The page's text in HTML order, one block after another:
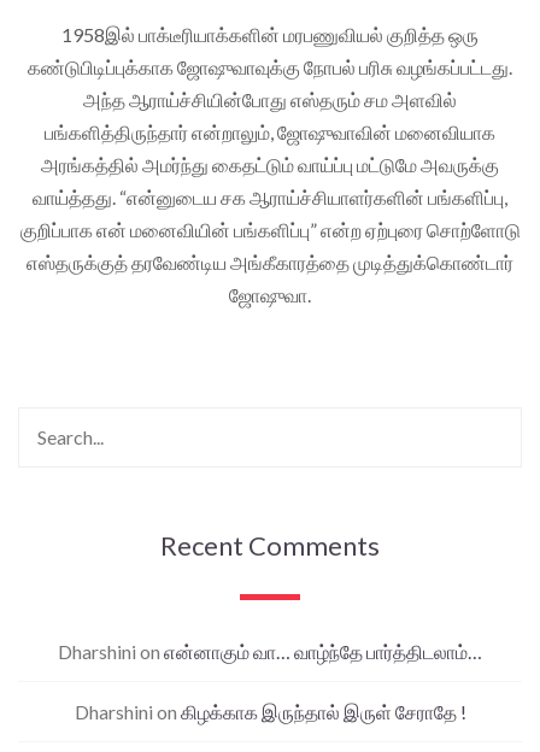
1958இல் பாக்டீரியாக்களின் மரபணுவியல் குறித்த ஒரு
கண்டுபிடிப்புக்காக ஜோஷுவாவுக்கு நோபல் பரிசு வழங்கப்பட்டது.
அந்த ஆராய்ச்சியின்போது எஸ்தரும் சம அளவில்
பங்களித்திருந்தார் என்றாலும், ஜோஷுவாவின் மனைவியாக
அரங்கத்தில் அமர்ந்து கைதட்டும் வாய்ப்பு மட்டுமே அவருக்கு
வாய்த்தது. “என்னுடைய சக ஆராய்ச்சியாளர்களின் பங்களிப்பு,
குறிப்பாக என் மனைவியின் பங்களிப்பு” என்ற ஏற்புரை சொற்ளோடு
எஸ்தருக்குத் தரவேண்டிய அங்கீகாரத்தை முடித்துக்கொண்டார்
ஜோஷுவா.
Recent Comments
Dharshini on என்னாகும் வா… வாழ்ந்தே பார்த்திடலாம்…
Dharshini on கிழக்காக இருந்தால் இருள் சேராதே !